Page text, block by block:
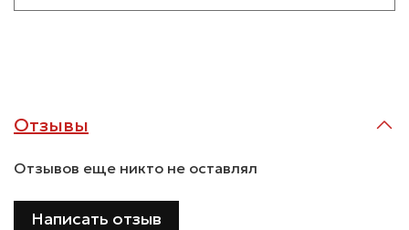
Отзывы
Отзывов еще никто не оставлял
Написать отзыв